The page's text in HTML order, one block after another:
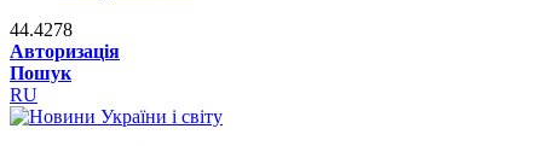
44.4278
Авторизація
Пошук
RU